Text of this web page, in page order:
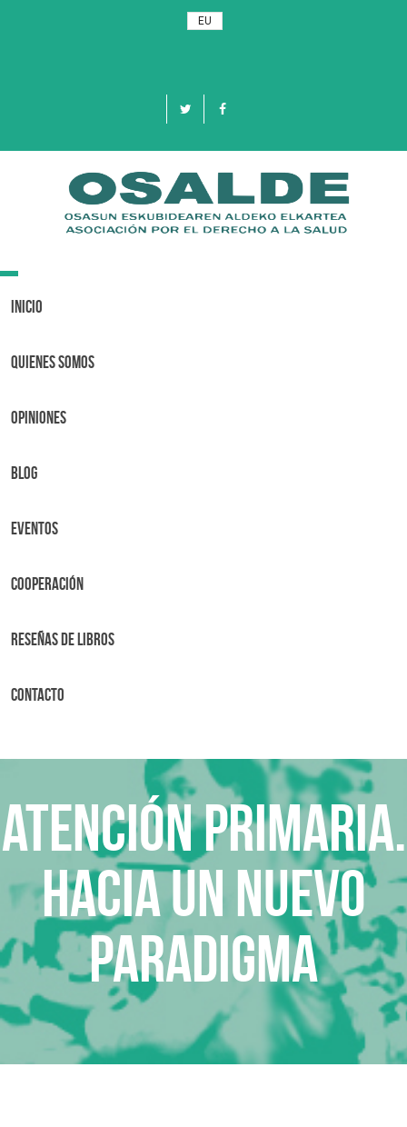
EU
Toggle
Inicio
Quienes Somos
OPINIONES
BLOG
Eventos
Cooperación
Reseñas de libros
Contacto
Atención Primaria.
Hacia un nuevo
paradigma